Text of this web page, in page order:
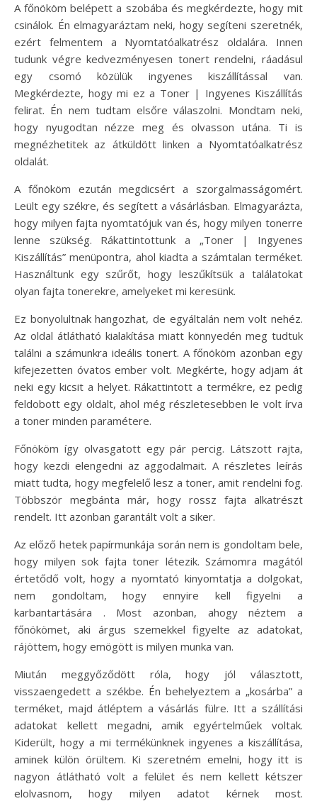
A főnököm belépett a szobába és megkérdezte, hogy mit
csinálok. Én elmagyaráztam neki, hogy segíteni szeretnék,
ezért felmentem a Nyomtatóalkatrész oldalára. Innen
tudunk végre kedvezményesen tonert rendelni, ráadásul
egy csomó közülük ingyenes kiszállítással van.
Megkérdezte, hogy mi ez a Toner | Ingyenes Kiszállítás
felirat. Én nem tudtam elsőre válaszolni. Mondtam neki,
hogy nyugodtan nézze meg és olvasson utána. Ti is
megnézhetitek az átküldött linken a Nyomtatóalkatrész
oldalát.
A főnököm ezután megdicsért a szorgalmasságomért.
Leült egy székre, és segített a vásárlásban. Elmagyarázta,
hogy milyen fajta nyomtatójuk van és, hogy milyen tonerre
lenne szükség. Rákattintottunk a „Toner | Ingyenes
Kiszállítás” menüpontra, ahol kiadta a számtalan terméket.
Használtunk egy szűrőt, hogy leszűkítsük a találatokat
olyan fajta tonerekre, amelyeket mi keresünk.
Ez bonyolultnak hangozhat, de egyáltalán nem volt nehéz.
Az oldal átlátható kialakítása miatt könnyedén meg tudtuk
találni a számunkra ideális tonert. A főnököm azonban egy
kifejezetten óvatos ember volt. Megkérte, hogy adjam át
neki egy kicsit a helyet. Rákattintott a termékre, ez pedig
feldobott egy oldalt, ahol még részletesebben le volt írva
a toner minden paramétere.
Főnököm így olvasgatott egy pár percig. Látszott rajta,
hogy kezdi elengedni az aggodalmait. A részletes leírás
miatt tudta, hogy megfelelő lesz a toner, amit rendelni fog.
Többször megbánta már, hogy rossz fajta alkatrészt
rendelt. Itt azonban garantált volt a siker.
Az előző hetek papírmunkája során nem is gondoltam bele,
hogy milyen sok fajta toner létezik. Számomra magától
értetődő volt, hogy a nyomtató kinyomtatja a dolgokat,
nem gondoltam, hogy ennyire kell figyelni a
karbantartására . Most azonban, ahogy néztem a
főnökömet, aki árgus szemekkel figyelte az adatokat,
rájöttem, hogy emögött is milyen munka van.
Miután meggyőződött róla, hogy jól választott,
visszaengedett a székbe. Én behelyeztem a „kosárba” a
terméket, majd átléptem a vásárlás fülre. Itt a szállítási
adatokat kellett megadni, amik egyértelműek voltak.
Kiderült, hogy a mi termékünknek ingyenes a kiszállítása,
aminek külön örültem. Ki szeretném emelni, hogy itt is
nagyon átlátható volt a felület és nem kellett kétszer
elolvasnom, hogy milyen adatot kérnek most.